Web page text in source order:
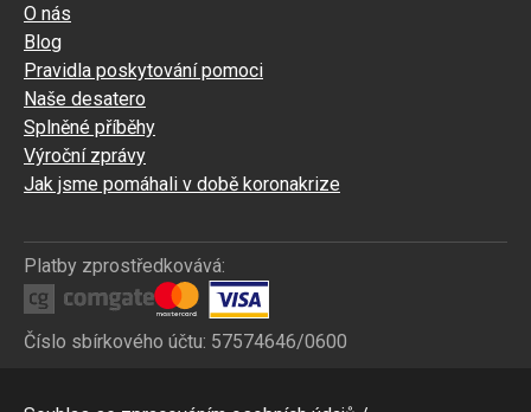
O nás
Blog
Pravidla poskytování pomoci
Naše desatero
Splněné příběhy
Výroční zprávy
Jak jsme pomáhali v době koronakrize
Platby zprostředkovává:
Číslo sbírkového účtu: 57574646/0600